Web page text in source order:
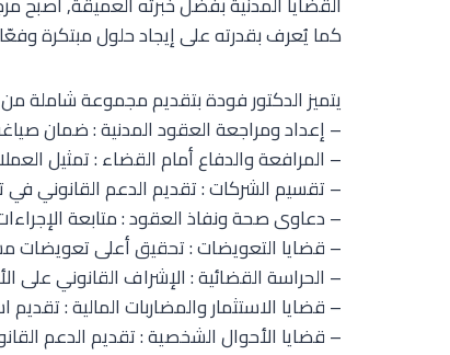
كما يُعرف بقدرته على إيجاد حلول مبتكرة
يتميز الدكتور فودة بتقديم مجموعة شاملة
– إعداد ومراجعة العقود المدنية : ضمان
– المرافعة والدفاع أمام القضاء : تمثيل
– تقسيم الشركات : تقديم الدعم القانوني
– دعاوى صحة ونفاذ العقود : متابعة
– قضايا التعويضات : تحقيق أعلى تعويضات
– الحراسة القضائية : الإشراف القانوني على
– قضايا الاستثمار والمضاربات المالية :
– قضايا الأحوال الشخصية : تقديم الدعم